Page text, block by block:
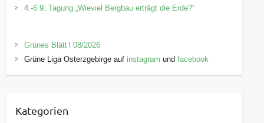
4.-6.9. Tagung „Wieviel Bergbau erträgt die Erde?“
Grünes Blätt’l 08/2026
Grüne Liga Osterzgebirge auf instagram undfacebook
Kategorien